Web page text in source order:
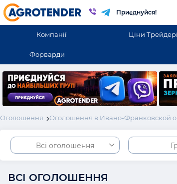
Приєднуйся!
Компанії Ціни
Форварди
Оголошення Оголошення в Ивано-Франковской
Всі оголошення
ВСІ ОГОЛОШЕННЯ